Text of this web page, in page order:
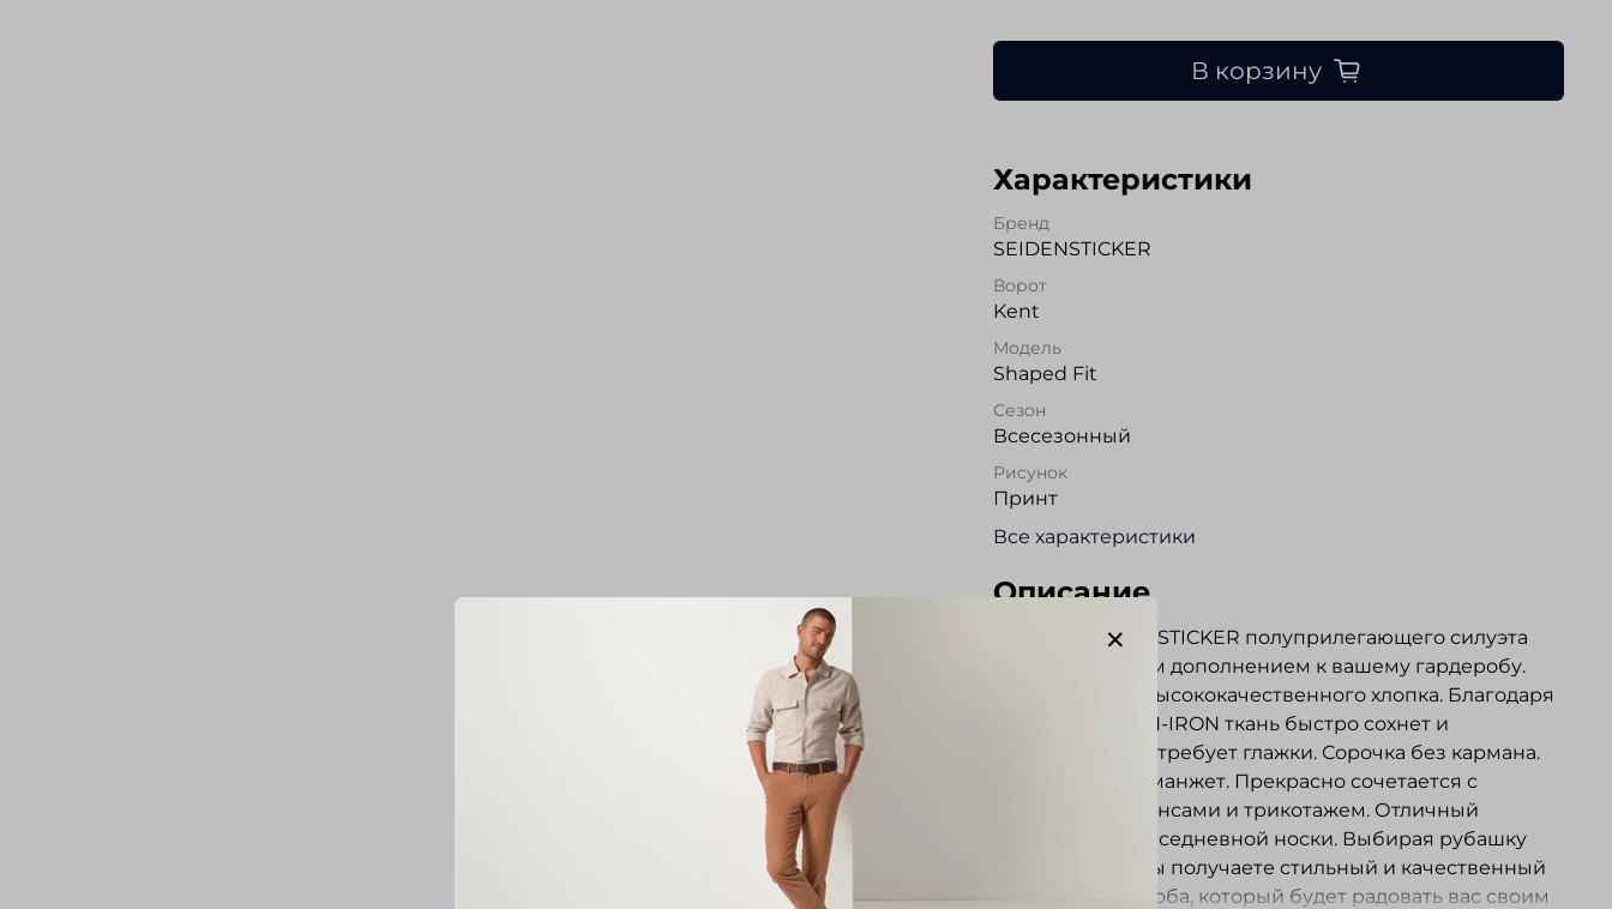
В корзину
Характеристики
Бренд
SEIDENSTICKER
Ворот
Kent
Модель
Shaped Fit
Сезон
Всесезонный
Рисунок
Принт
Все характеристики
Описание
Сорочка SEIDENSTICKER полуприлегающего силуэта
станет отличным дополнением к вашему гардеробу.
Выполнена из высококачественного хлопка. Благодаря
технологии NON-IRON ткань быстро сохнет и
практически не требует глажки. Сорочка без кармана.
Регулируемый манжет. Прекрасно сочетается с
пиджаками, джинсами и трикотажем. Отличный
вариант для повседневной носки. Выбирая рубашку
Seidensticker , вы получаете стильный и качественный
элемент гардероба, который будет радовать вас своим